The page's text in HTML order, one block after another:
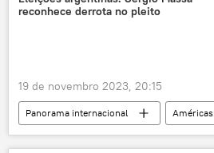
reconhece derrota no pleito
19 de novembro 2023, 20:15
Panorama internacional
Américas
Argentina
eleições presidenciais